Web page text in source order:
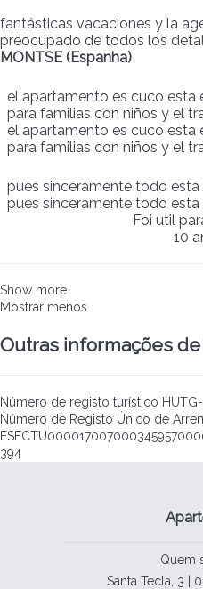
fantásticas vacaciones y la
preocupado de todos los
MONTSE (Espanha)
el apartamento es cuco esta
para familias con niños y el
el apartamento es cuco esta
para familias con niños y el
pues sinceramente todo esta
pues sinceramente todo esta
Foi util
10
Show more
Mostrar menos
Outras informações
Número de registo turístico
Número de Registo Único de
394
Quem
Santa Tecla, 3 |